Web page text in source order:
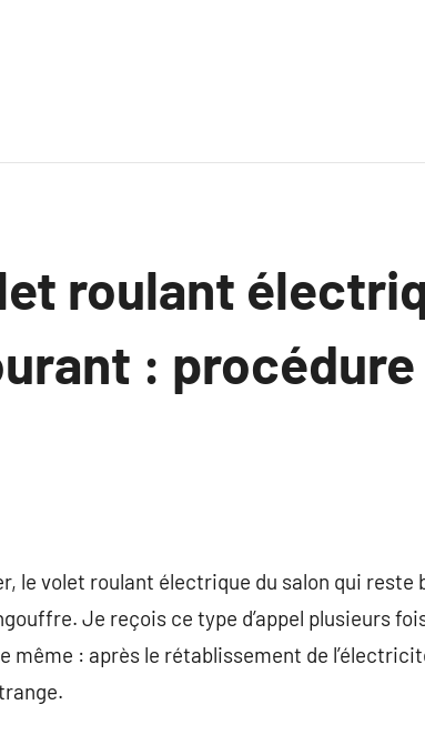
roulant
: procédure
le volet roulant électrique du salon qui reste
Je reçois ce type d’appel plusieurs
même : après le rétablissement de